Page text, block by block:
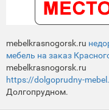
mebelkrasnogorsk.ru
мебель на заказ
mebelkrasnogorsk.ru
https://dolgoprudny-
Долгопрудном.